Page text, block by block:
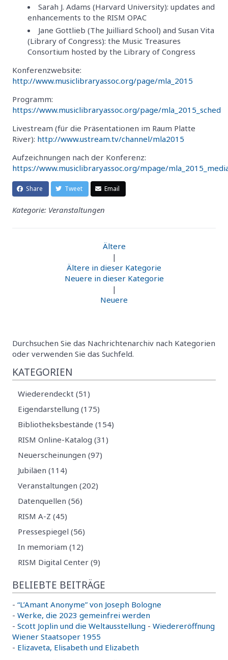
Sarah J. Adams (Harvard University): updates and
enhancements to the RISM OPAC
Jane Gottlieb (The Juilliard School) and Susan Vita
(Library of Congress): the Music Treasures
Consortium hosted by the Library of Congress
Konferenzwebsite:
http://www.musiclibraryassoc.org/page/mla_2015
Programm:
https://www.musiclibraryassoc.org/page/mla_2015_sched
Livestream (für die Präsentationen im Raum Platte
River): http://www.ustream.tv/channel/mla2015
Aufzeichnungen nach der Konferenz:
https://www.musiclibraryassoc.org/mpage/
Share Tweet Email
Kategorie: Veranstaltungen
Ältere
|
Ältere in dieser Kategorie
Neuere in dieser Kategorie
|
Neuere
Durchsuchen Sie das Nachrichtenarchiv nach Kategorien
oder verwenden Sie das Suchfeld.
KATEGORIEN
Wiederendeckt (51)
Eigendarstellung (175)
Bibliotheksbestände (154)
RISM Online-Katalog (31)
Neuerscheinungen (97)
Jubiläen (114)
Veranstaltungen (202)
Datenquellen (56)
RISM A-Z (45)
Pressespiegel (56)
In memoriam (12)
RISM Digital Center (9)
BELIEBTE BEITRÄGE
- “L’Amant Anonyme” von Joseph Bologne
- Werke, die 2023 gemeinfrei werden
- Scott Joplin und die Weltausstellung - Wiedereröffnung
Wiener Staatsoper 1955
- Elizaveta, Elisabeth und Elizabeth